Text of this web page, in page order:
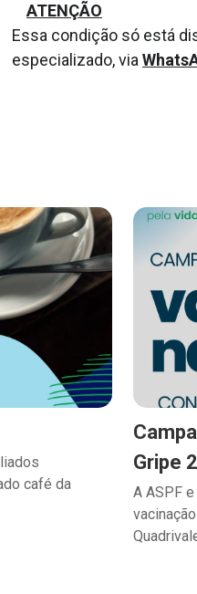
ATENÇÃO
Essa condição só está
especializado, via
café da
Gripe
A ASPF